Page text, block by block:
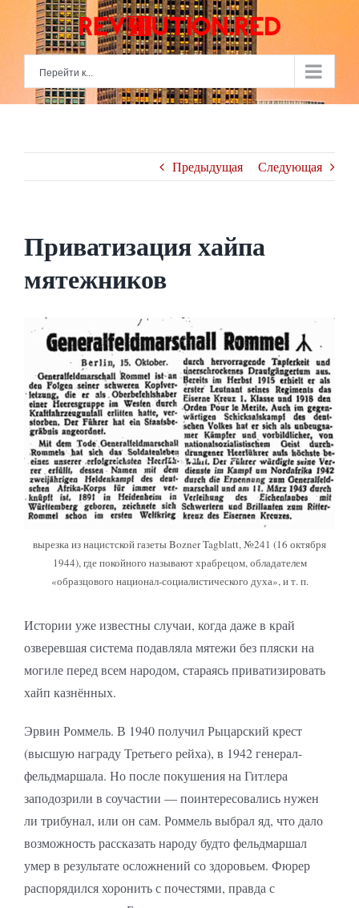
content
Перейти к...
Предыдущая Следующая
Приватизация хайпа
мятежников
вырезка из нацистской газеты Bozner Tagblatt, №241 (16 октября
1944), где покойного называют храбрецом, обладателем
«образцового национал-социалистического духа», и т. п.
Истории уже известны случаи, когда даже в край
озверевшая система подавляла мятежи без пляски на
могиле перед всем народом, стараясь приватизировать
хайп казнённых.
Эрвин Роммель. В 1940 получил Рыцарский крест
(высшую награду Третьего рейха), в 1942 генерал-
фельдмаршала. Но после покушения на Гитлера
заподозрили в соучастии — поинтересовались нужен
ли трибунал, или он сам. Роммель выбрал яд, что дало
возможность рассказать народу будто фельдмаршал
умер в результате осложнений со здоровьем. Фюрер
распорядился хоронить с почестями, правда с